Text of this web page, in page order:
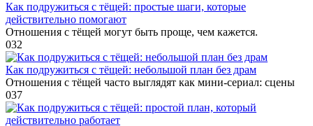
Как подружиться с тёщей: простые шаги, которые
действительно помогают
Отношения с тёщей могут быть проще, чем кажется.
032
Как подружиться с тёщей: небольшой план без драм
Отношения с тёщей часто выглядят как мини-сериал: сцены
037